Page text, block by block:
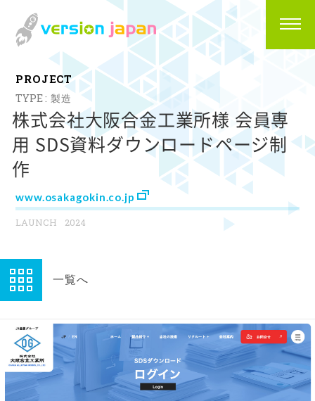
PROJECT
製造
株式会社大阪合金工業所様 会員専
用 SDS資料ダウンロードページ制
作
www.osakagokin.co.jp
2024
一覧へ